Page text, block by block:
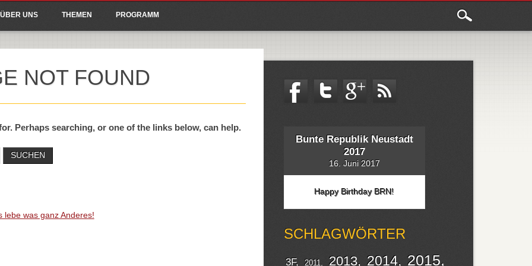
menu
ÜBER UNS THEMEN PROGRAMM
NOT FOUND
Perhaps searching, or one of the links below, can help.
lebe was ganz Anderes!
Bunte Republik Neustadt
2017
16. Juni 2017
Happy Birthday BRN!
SCHLAGWÖRTER
3F 2011 2013 2014 2015